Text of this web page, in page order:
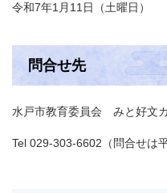
令和7年1月11日（土曜日）
問合せ先
水戸市教育委員会 みと好文
Tel 029-303-6602（問合せは